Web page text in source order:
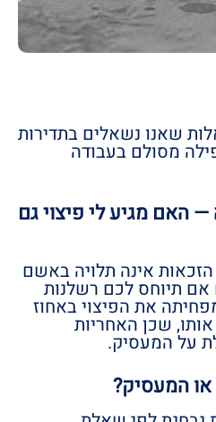
שאנו נשאלים בתדירות
מסולם בעבודה
האם מגיע לי פיצוי גם
הזכאות אינה תלויה באשם
אם תיוחס לכם רשלנות
את הפיצוי באחוז
שכן האחריות
על המעסיק.
או המעסיק?